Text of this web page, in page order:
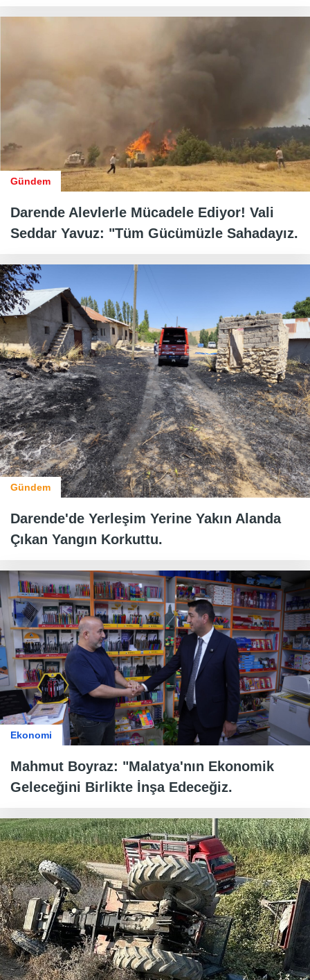
Gündem
Darende Alevlerle Mücadele Ediyor! Vali
Seddar Yavuz: "Tüm Gücümüzle Sahadayız.
Gündem
Darende'de Yerleşim Yerine Yakın Alanda
Çıkan Yangın Korkuttu.
Ekonomi
Mahmut Boyraz: "Malatya'nın Ekonomik
Geleceğini Birlikte İnşa Edeceğiz.